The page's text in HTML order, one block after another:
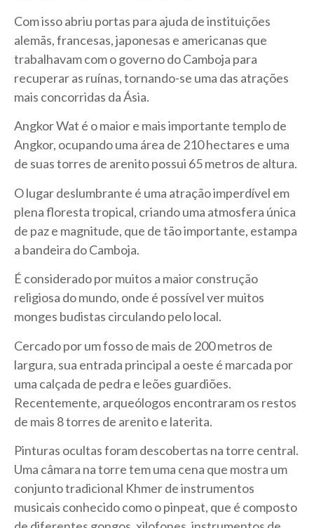
Com isso abriu portas para ajuda de instituições
alemãs, francesas, japonesas e americanas que
trabalhavam com o governo do Camboja para
recuperar as ruínas, tornando-se uma das atrações
mais concorridas da Ásia.
Angkor Wat é o maior e mais importante templo de
Angkor, ocupando uma área de 210 hectares e uma
de suas torres de arenito possui 65 metros de altura.
O lugar deslumbrante é uma atração imperdível em
plena floresta tropical, criando uma atmosfera única
de paz e magnitude, que de tão importante, estampa
a bandeira do Camboja.
É considerado por muitos a maior construção
religiosa do mundo, onde é possível ver muitos
monges budistas circulando pelo local.
Cercado por um fosso de mais de 200 metros de
largura, sua entrada principal a oeste é marcada por
uma calçada de pedra e leões guardiões.
Recentemente, arqueólogos encontraram os restos
de mais 8 torres de arenito e laterita.
Pinturas ocultas foram descobertas na torre central.
Uma câmara na torre tem uma cena que mostra um
conjunto tradicional Khmer de instrumentos
musicais conhecido como o pinpeat, que é composto